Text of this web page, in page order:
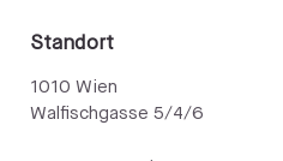
Standort
1010 Wien
Walfischgasse 5/4/6